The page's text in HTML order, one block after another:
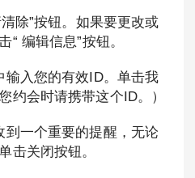
”按钮。如果要更改或
“ 编辑信息”按钮。
入您的有效ID。单击我
约会时请携带这个ID。）
一个重要的提醒，无论
击关闭按钮。